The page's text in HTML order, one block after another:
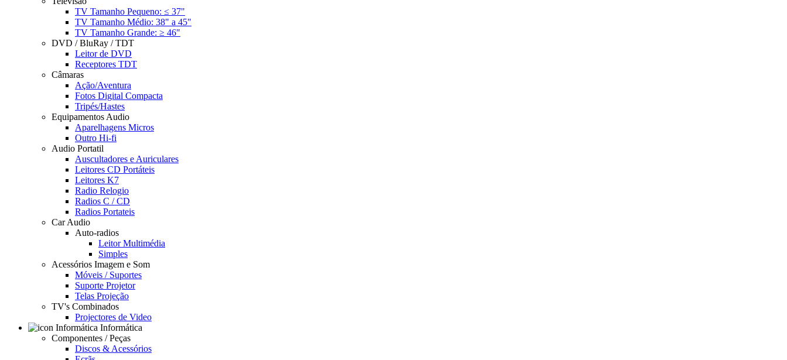
TV Tamanho Pequeno: ≤ 37"
TV Tamanho Médio: 38" a 45"
TV Tamanho Grande: ≥ 46"
DVD / BluRay / TDT
Leitor de DVD
Receptores TDT
Câmaras
Ação/Aventura
Fotos Digital Compacta
Tripés/Hastes
Equipamentos Audio
Aparelhagens Micros
Outro Hi-fi
Audio Portatil
Auscultadores e Auriculares
Leitores CD Portáteis
Leitores K7
Radio Relogio
Radios C / CD
Radios Portateis
Car Audio
Auto-radios
Leitor Multimédia
Simples
Acessórios Imagem e Som
Móveis / Suportes
Suporte Projetor
Telas Projeção
TV's Combinados
Projectores de Video
Informática
Componentes / Peças
Discos & Acessórios